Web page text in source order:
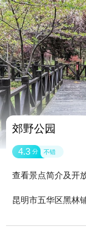
郊野公园
4.3 分 不错
查看景点简介及开
昆明市五华区黑林
